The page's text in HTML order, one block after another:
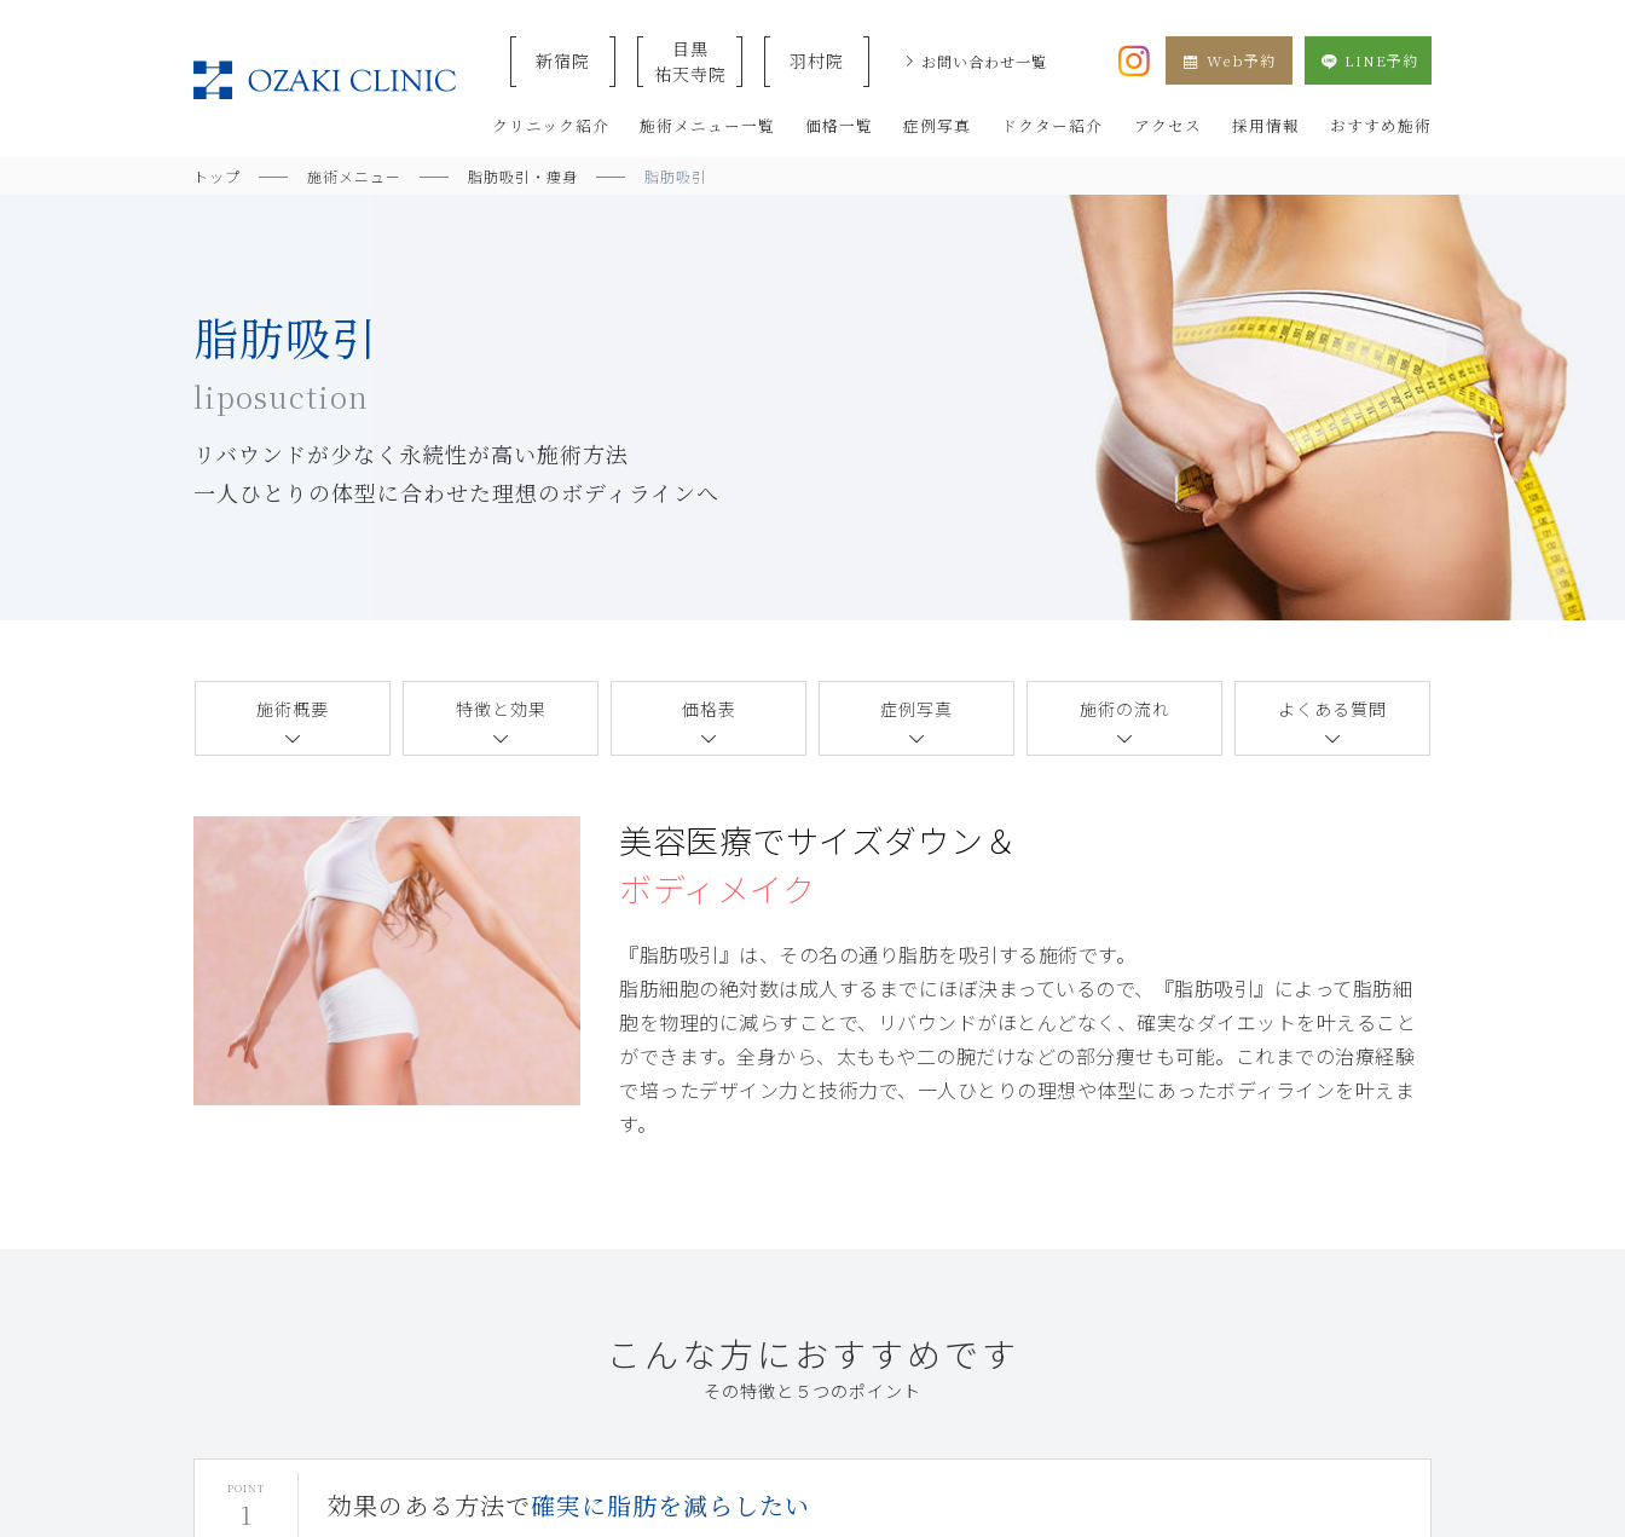
美容クリニックなら美容整形・美容外科・美容皮膚科のオザキクリニックLUXE 新宿院（目黒祐天寺・羽村） OZAKI CLINIC
新宿院
目黒
祐天寺院
羽村院 お問い合わせ一覧 Web予約 LINE予約
クリニック紹介 施術メニュー一覧 価格一覧 症例写真 ドクター紹介 アクセス 採用情報 おすすめ施術
トップ 施術メニュー 脂肪吸引・痩身 脂肪吸引
脂肪吸引
liposuction
リバウンドが少なく永続性が高い施術方法
一人ひとりの体型に合わせた理想のボディラインへ
施術概要 特徴と効果 価格表 症例写真 施術の流れ よくある質問
美容医療でサイズダウン＆
ボディメイク
『脂肪吸引』は、その名の通り脂肪を吸引する施術です。
脂肪細胞の絶対数は成人するまでにほぼ決まっているので、『脂肪吸引』によって脂肪細
胞を物理的に減らすことで、リバウンドがほとんどなく、確実なダイエットを叶えること
ができます。全身から、太ももや二の腕だけなどの部分痩せも可能。これまでの治療経験
で培ったデザイン力と技術力で、一人ひとりの理想や体型にあったボディラインを叶えま
す。
こんな⽅におすすめです
その特徴と５つのポイント
効果のある方法で確実に脂肪を減らしたい